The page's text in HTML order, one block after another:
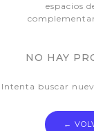
espacios
NO HAY
Intenta buscar
←